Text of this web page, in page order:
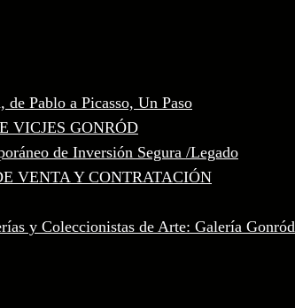
Pablo a Picasso, Un Paso
VICJES GONRÓD
de Inversión Segura /Legado
VENTA Y CONTRATACIÓN
y Coleccionistas de Arte: Galería Gonród